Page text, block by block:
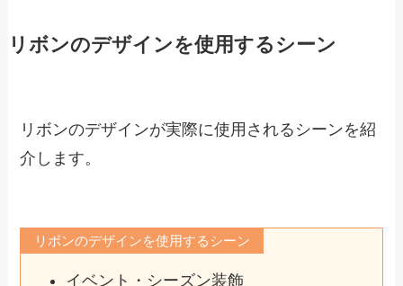
リボンのデザインを使用するシーン
リボンのデザインが実際に使用されるシーンを紹
介します。
リボンのデザインを使用するシーン
イベント・シーズン装飾